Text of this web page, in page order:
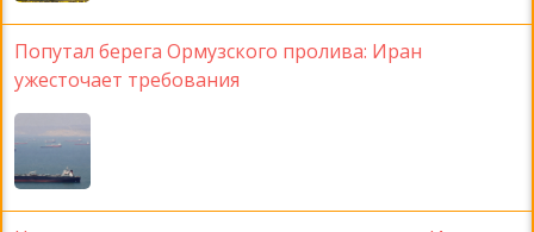
Попутал берега Ормузского пролива: Иран
ужесточает требования